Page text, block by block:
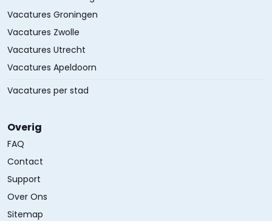
Vacatures Groningen
Vacatures Zwolle
Vacatures Utrecht
Vacatures Apeldoorn
Vacatures per stad
Overig
FAQ
Contact
Support
Over Ons
Sitemap